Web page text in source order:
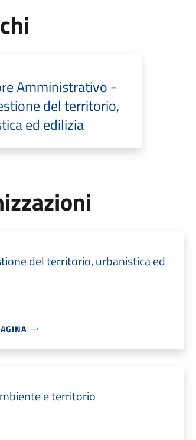
Amministrativo -
del territorio,
ed edilizia
del territorio, urbanistica ed
e territorio